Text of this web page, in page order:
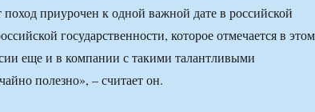
поход приурочен к одной важной дате в российской
государственности, которое отмечается в этом
еще и в компании с такими талантливыми
полезно», – считает он.